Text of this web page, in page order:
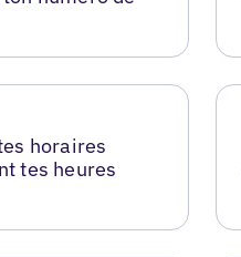
horaires
tes heures